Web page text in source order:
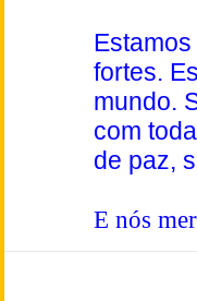
fortes.
mundo.
com
de paz,
E nós